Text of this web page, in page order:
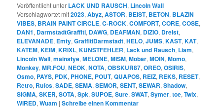
Veröffentlicht unter LACK UND RAUSCH, Lincoln Wall |
Verschlagwortet mit2023,Abyz,ASTOR, BEIST, BETON, BLAZIN
VIBES, BRAIN PAINT CIRCLE,C-ROCK,COMFORT,CORE,COSE,
DAN1, DarmstadtGraffiti, DAWG, DEAFMAN, DIZIO, Dreist,
ELEVANADE, Emty,GraffitiDarmstadt,HELO,JUMS,KAST,KAT,
KATEM,KEIM,KRIXL,KUNSTFEHLER, Lack und Rausch, Liam,
Lincoln Wall,mainstye,MELONE,MISM,Mobar,MOIN,Momo,
Monkey,MR.FOU,NEOK,NOTA,OBSKUR87,OREO,OSIRIS,
Osmo, PAYS, PDK, PHONE, POUT,QUAPOS, REIZ, REKS, RESET,
Retro, Rufos,SADE,SEMA,SEMOR,SENT,SEWAR,Shadow,
SIGMA,SKER,SOTA,Spk,SUPOE,Sure,SWAT,Symer,toe,Twix,
WIRED,Wuam |Schreibe einen Kommentar